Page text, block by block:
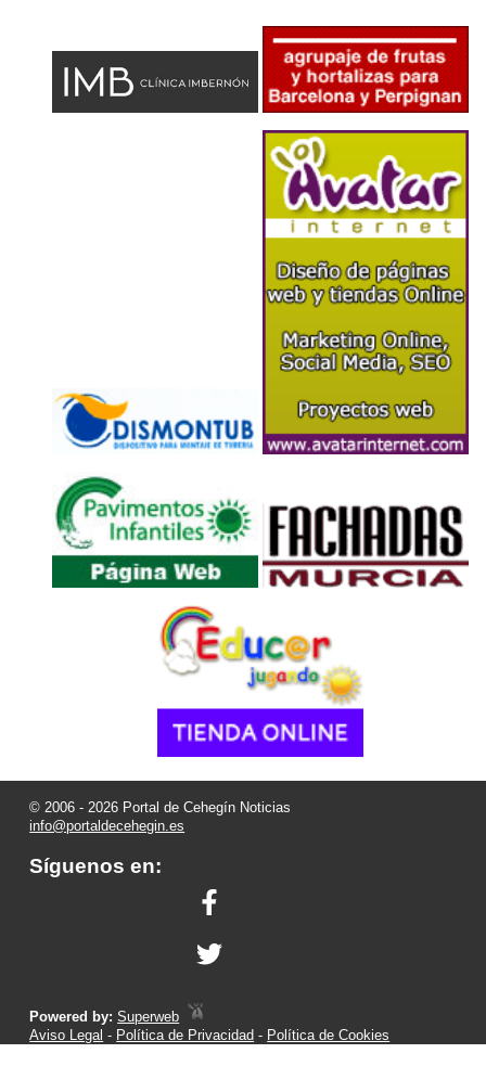
© 2006 - 2026 Portal de Cehegín Noticias
info@portaldecehegin.es
Síguenos en:
Powered by:Superweb
Aviso Legal - Política de Privacidad - Política de Cookies